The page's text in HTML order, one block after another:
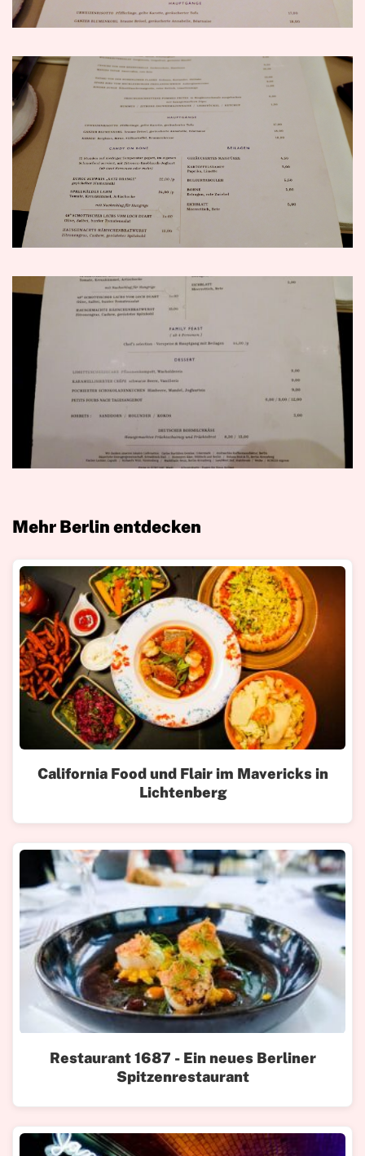
Mehr Berlin entdecken
California Food und Flair im Mavericks in
Lichtenberg
Restaurant 1687 - Ein neues Berliner
Spitzenrestaurant